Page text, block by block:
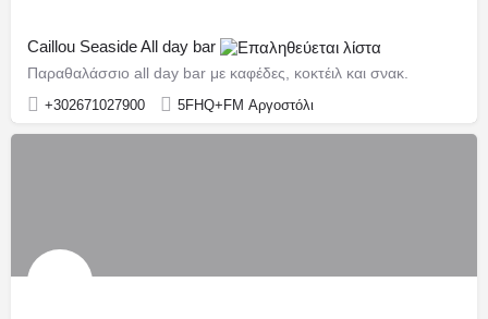
Caillou Seaside All day bar
Παραθαλάσσιο all day bar με καφέδες, κοκτέιλ και σνακ.
+302671027900 5FHQ+FM Αργοστόλι